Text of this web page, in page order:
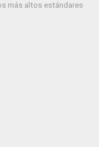
más altos estándares